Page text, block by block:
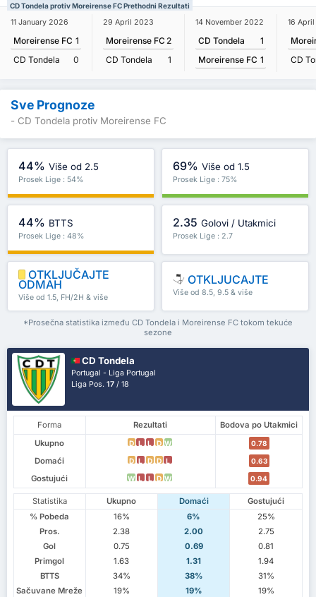
CD Tondela protiv Moreirense FC Prethodni Rezultati
11 January 2026
Moreirense FC 1
CD Tondela
0
29 April 2023
Moreirense FC 2
CD Tondela
1
14 November 2022
CD Tondela
1
Moreirense FC 1
16
CD
Sve Prognoze
- CD Tondela protiv Moreirense FC
44% Više od 2.5
Prosek Lige : 54%
69% Više od 1.5
Prosek Lige : 75%
44% BTTS
Prosek Lige : 48%
2.35 Golovi / Utakmici
Prosek Lige : 2.7
OTKLJUČAJTE
ODMAH
Više od 1.5, FH/2H & više
OTKLJUCAJTE
Više od 8.5, 9.5 & više
*Prosečna statistika između CD Tondela i Moreirense FC tokom tekuće
sezone
CD Tondela
Portugal - Liga Portugal
Liga Pos.17 / 18
Forma Rezultati
Bodova po Utakmici
Ukupno
D L L D W 0.78
Domaći D L D D L 0.63
Gostujući W L L D W 0.94
Statistika Ukupno Domaći
Gostujući
% Pobeda
16% 6%
25%
Pros.
2.38 2.00
2.75
Gol
0.75 0.69
0.81
Primgol
1.63 1.31
1.94
BTTS
34% 38%
31%
Sačuvane Mreže
19% 19%
19%